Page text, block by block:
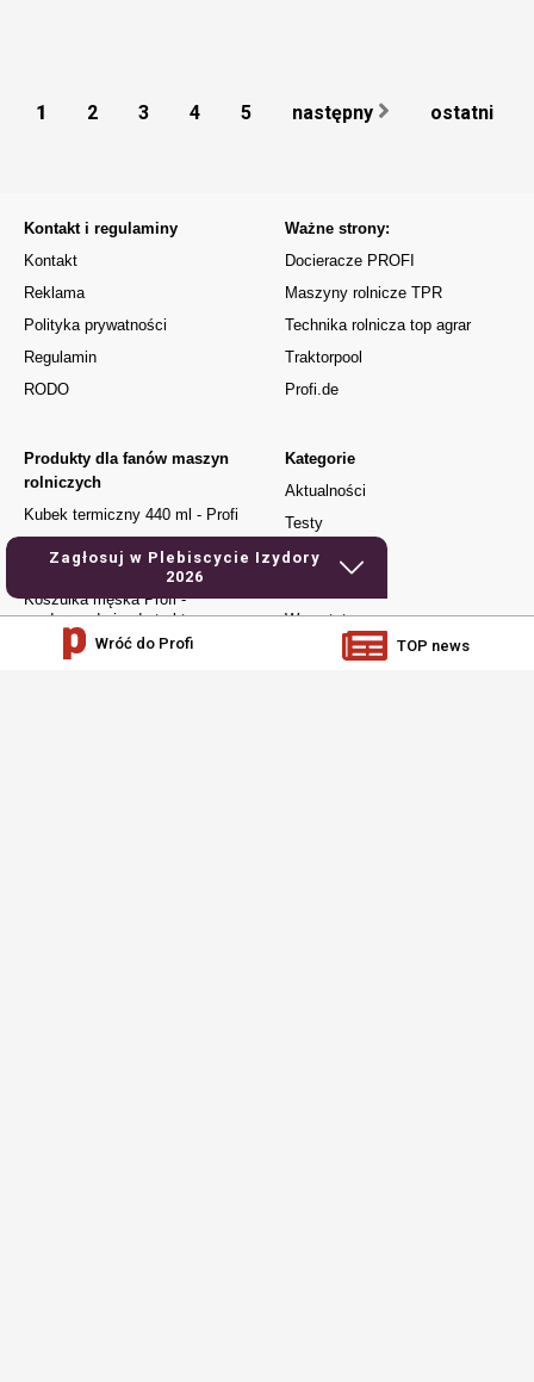
1 2 3 4 5 następny ostatni
Zagłosuj w Plebiscycie Izydory
2026
Kontakt i regulaminy
Kontakt
Reklama
Polityka prywatności
Regulamin
RODO
Kategorie
Aktualności
Testy
Używane
Warsztat
Jak to działa
Produkty dla fanów maszyn
rolniczych
Kubek termiczny 440 ml - Profi
traktorem
Koszulka męska Profi -
urodzony do jazdy traktorem
Czapka z daszkiem – Profi
Ważne strony:
Docieracze PROFI
Maszyny rolnicze TPR
Technika rolnicza top agrar
Traktorpool
Profi.de
Wróć do Profi TOP news